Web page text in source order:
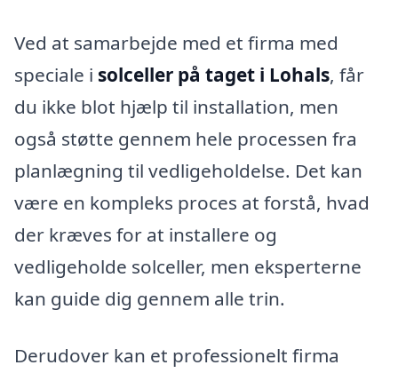
Ved at samarbejde med et firma med
speciale i solceller på taget i Lohals, får
du ikke blot hjælp til installation, men
også støtte gennem hele processen fra
planlægning til vedligeholdelse. Det kan
være en kompleks proces at forstå, hvad
der kræves for at installere og
vedligeholde solceller, men eksperterne
kan guide dig gennem alle trin.
Derudover kan et professionelt firma